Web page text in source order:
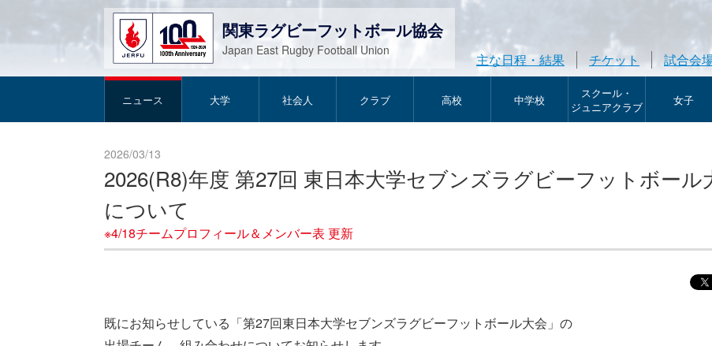
関東ラグビーフットボール協会
Japan East Rugby Football Union
主な日程・結果 チケット 試合会
ニュース 大学 社会人 クラブ 高校 中学校
スクール・
ジュニアクラブ
女子
2026/03/13
2026(R8)年度 第27回 東日本大学セブンズラグビーフットボール
について
※4/18チームプロフィール＆メンバー表 更新
既にお知らせしている「第27回東日本大学セブンズラグビーフットボール大会」の